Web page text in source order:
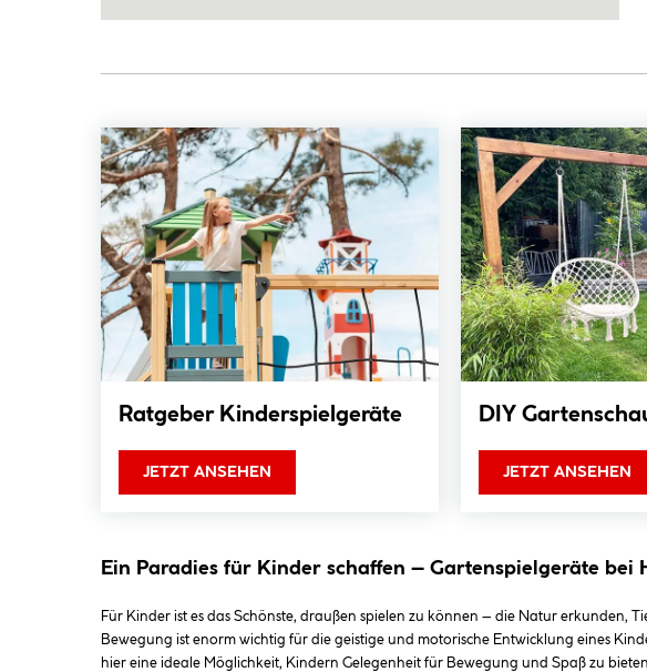
Ratgeber Kinderspielgeräte
JETZT ANSEHEN
DIY
JETZT ANSEHEN
Ein Paradies für Kinder schaffen – Gartenspielgeräte bei
Für Kinder ist es das Schönste, draußen spielen zu können – die Natur erkunden,
Bewegung ist enorm wichtig für die geistige und motorische Entwicklung eines
hier eine ideale Möglichkeit, Kindern Gelegenheit für Bewegung und Spaß zu